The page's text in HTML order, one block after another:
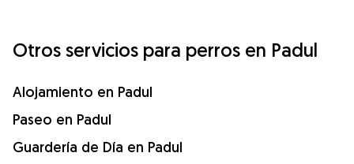
Otros servicios para perros en Padul
Alojamiento en Padul
Paseo en Padul
Guardería de Día en Padul